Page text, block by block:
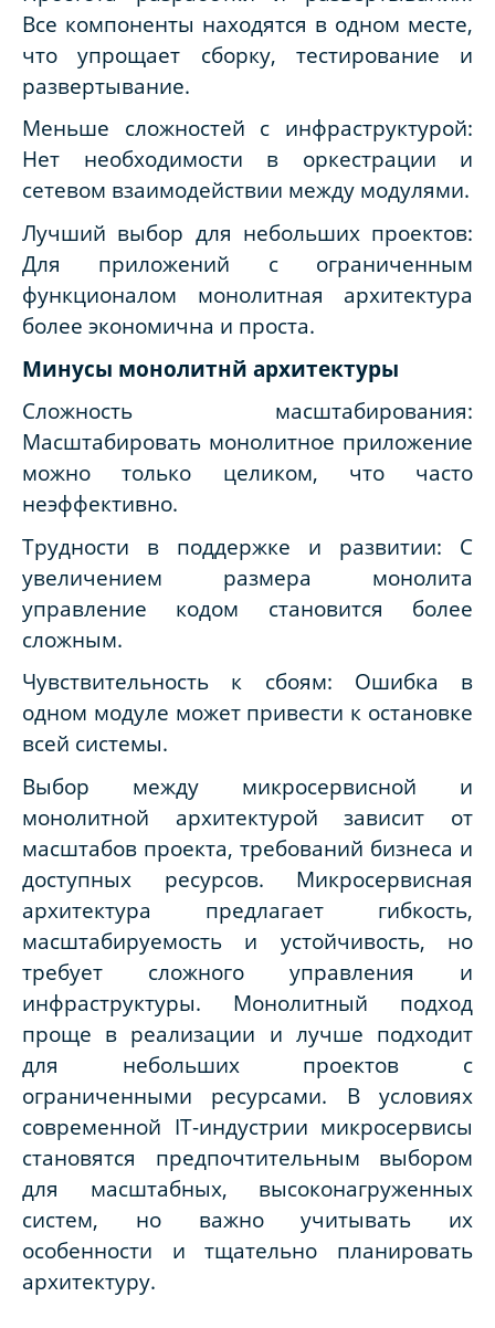
Все компоненты находятся в одном месте,
что упрощает сборку, тестирование и
развертывание.
Меньше сложностей с инфраструктурой:
Нет необходимости в оркестрации и
сетевом взаимодействии между модулями.
Лучший выбор для небольших проектов:
Для приложений с ограниченным
функционалом монолитная архитектура
более экономична и проста.
Минусы монолитнй архитектуры
Сложность масштабирования:
Масштабировать монолитное приложение
можно только целиком, что часто
неэффективно.
Трудности в поддержке и развитии: С
увеличением размера монолита
управление кодом становится более
сложным.
Чувствительность к сбоям: Ошибка в
одном модуле может привести к остановке
всей системы.
Выбор между микросервисной и
монолитной архитектурой зависит от
масштабов проекта, требований бизнеса и
доступных ресурсов. Микросервисная
архитектура предлагает гибкость,
масштабируемость и устойчивость, но
требует сложного управления и
инфраструктуры. Монолитный подход
проще в реализации и лучше подходит
для небольших проектов с
ограниченными ресурсами. В условиях
современной IT-индустрии микросервисы
становятся предпочтительным выбором
для масштабных, высоконагруженных
систем, но важно учитывать их
особенности и тщательно планировать
архитектуру.